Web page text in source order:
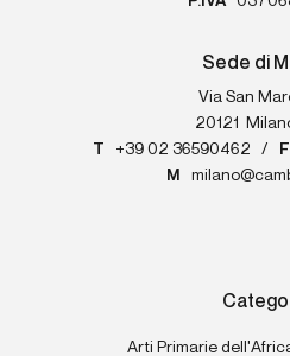
Sede di
Via San
20121
T
+39 02 36590462 / F
M
Arti Primarie